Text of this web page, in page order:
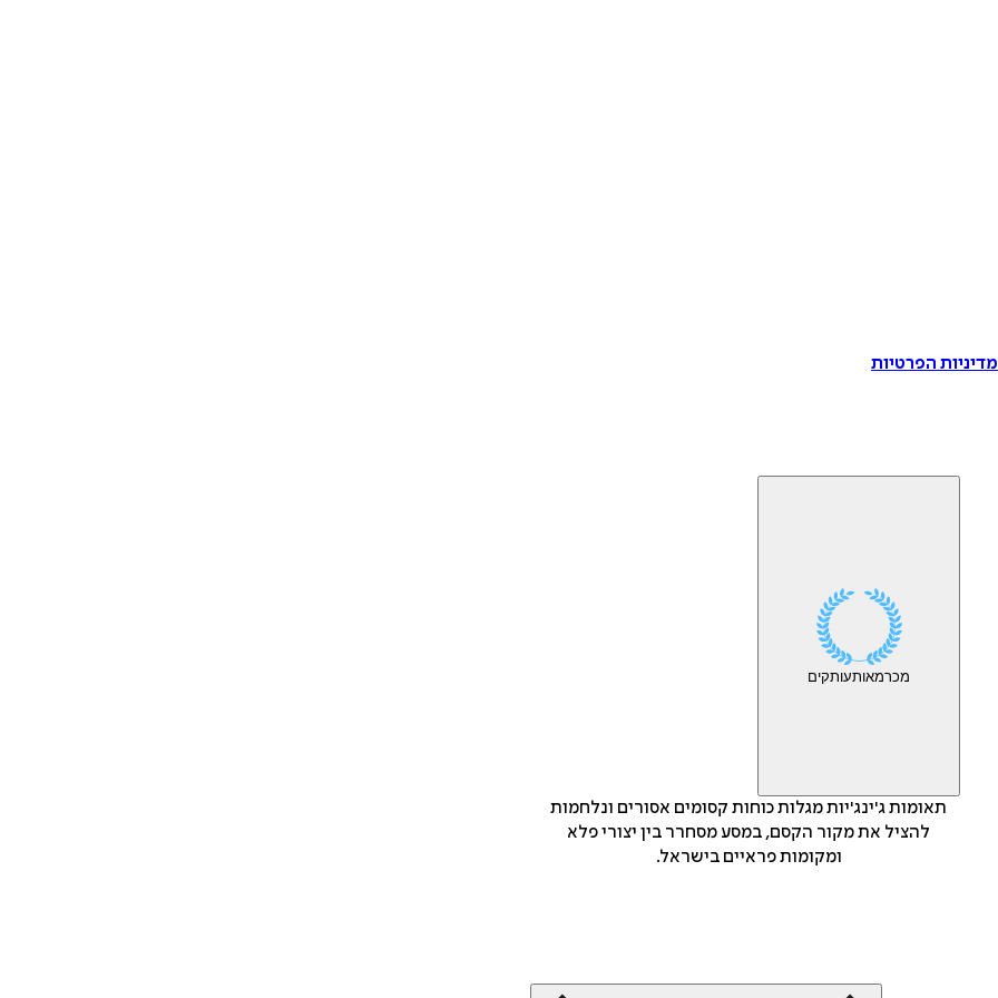
הפרטיות
מכרמאותעותקים
תאומות ג'ינג'יות מגלות כוחות קסומים אסורים ונלחמות
להציל את מקור הקסם, במסע מסחרר בין יצורי פלא
ומקומות פראיים בישראל.